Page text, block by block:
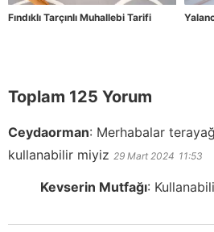
Fındıklı Tarçınlı Muhallebi Tarifi
Toplam 125 Yorum
Ceydaorman: Merhabalar
kullanabilir miyiz 29 Mart 2024 11:53
Kevserin Mutfağı: